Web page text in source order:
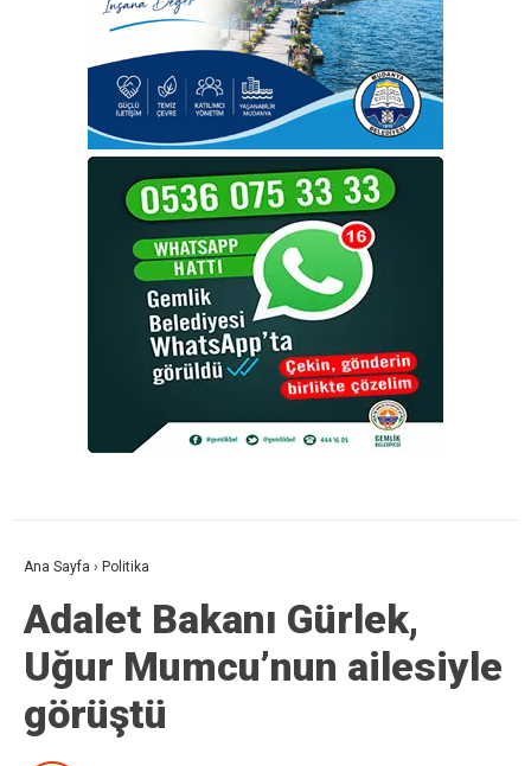
Ana Sayfa › Politika
Adalet Bakanı Gürlek,
Uğur Mumcu’nun ailesiyle
görüştü